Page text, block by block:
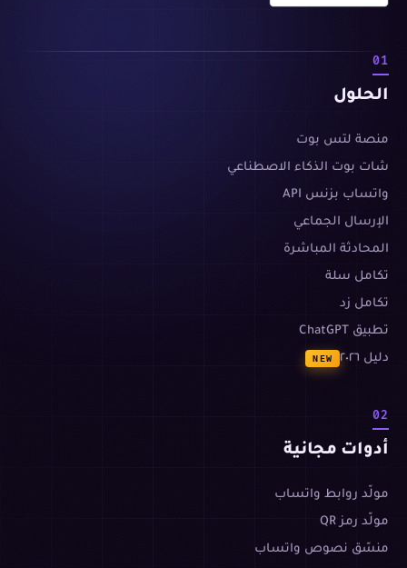
01
الحلول
منصة لتس بوت
شات بوت الذكاء الاصطناعي
واتساب بزنس API
الإرسال الجماعي
المحادثة المباشرة
تكامل سلة
تكامل زد
تطبيق ChatGPT
دليل ٢٠٢٦
NEW
02
أدوات مجانية
مولّد روابط واتساب
مولّد رمز QR
منسّق نصوص واتساب